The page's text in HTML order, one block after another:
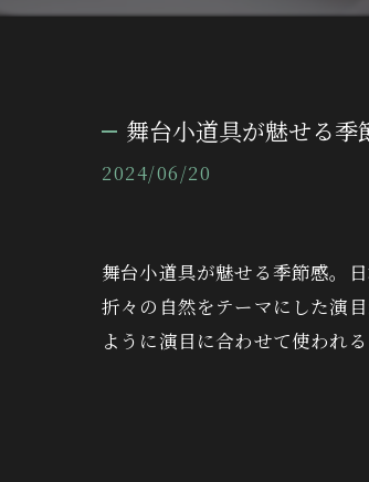
舞台小道具が魅せる
2024/06/20
舞台小道具が魅せる季節感。
折々の自然をテーマにした演
ように演目に合わせて使われ